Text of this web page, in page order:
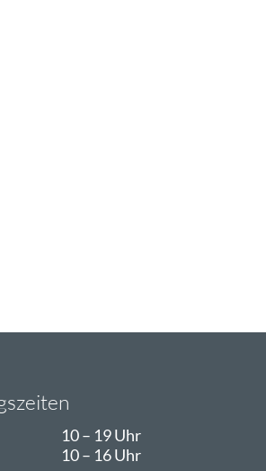
10 – 19 Uhr
10 – 16 Uhr